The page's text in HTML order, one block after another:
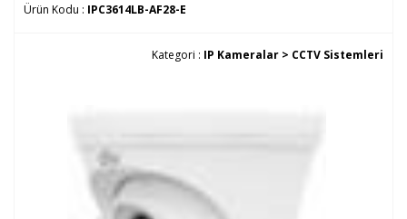
Ürün Kodu : IPC3614LB-AF28-E
Kategori : IP Kameralar > CCTV Sistemleri